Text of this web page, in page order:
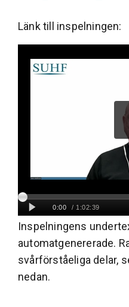
Länk till inspelningen:
Inspelningens
automatgenererade.
svårförståeliga delar,
nedan.